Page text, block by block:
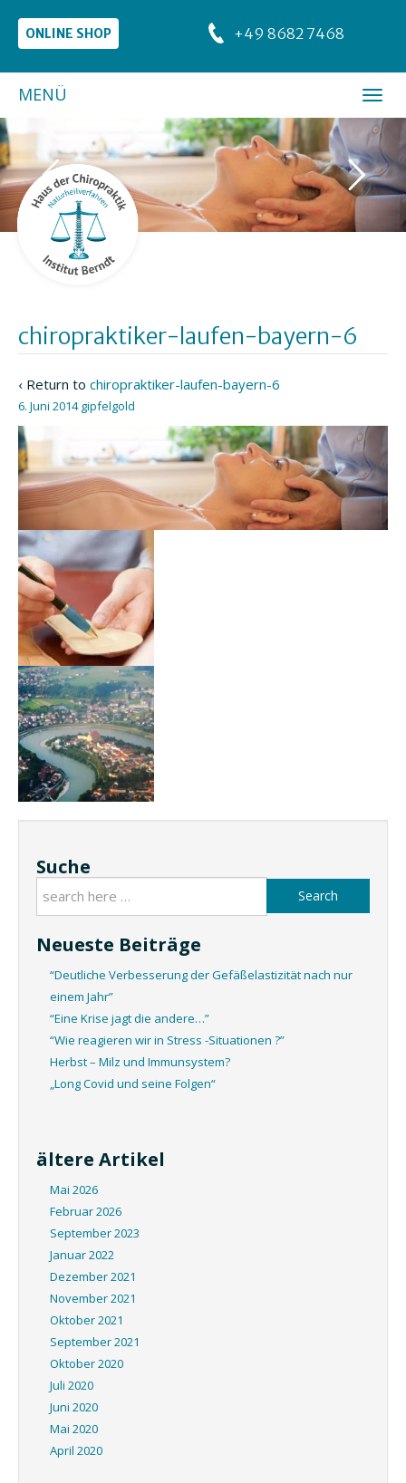
ONLINE SHOP +49 8682 7468
MENÜ
chiropraktiker-laufen-bayern-6
‹ Return to chiropraktiker-laufen-bayern-6
6. Juni 2014 gipfelgold
Suche
Search
Neueste Beiträge
“Deutliche Verbesserung der Gefäßelastizität nach nur
einem Jahr”
“Eine Krise jagt die andere…”
“Wie reagieren wir in Stress -Situationen ?”
Herbst – Milz und Immunsystem?
„Long Covid und seine Folgen“
ältere Artikel
Mai 2026
Februar 2026
September 2023
Januar 2022
Dezember 2021
November 2021
Oktober 2021
September 2021
Oktober 2020
Juli 2020
Juni 2020
Mai 2020
April 2020